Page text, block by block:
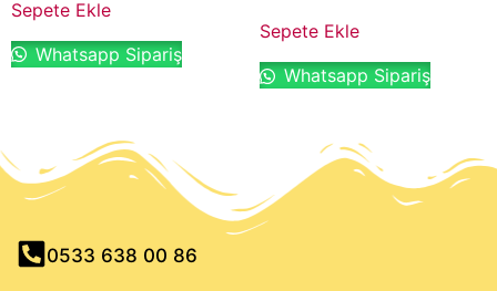
Sepete Ekle
Whatsapp Sipariş
Sepete Ekle
Whatsapp Sipariş
0533 638 00 86